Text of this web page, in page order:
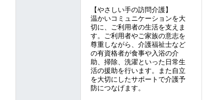
【やさしい手の訪問介護】
温かいコミュニケーションを大
切に、ご利用者の生活を支えま
す。ご利用者やご家族の意志を
尊重しながら、介護福祉士など
の有資格者が食事や入浴の介
助、掃除、洗濯といった日常生
活の援助を行います。また自立
を大切にしたサポートで介護予
防につなげます。